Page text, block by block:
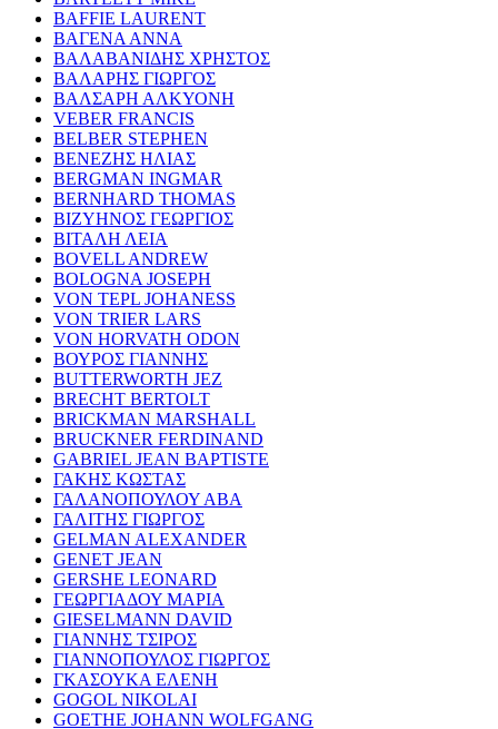
BAFFIE LAURENT
ΒΑΓΕΝΑ ΑΝΝΑ
ΒΑΛΑΒΑΝΙΔΗΣ ΧΡΗΣΤΟΣ
ΒΑΛΑΡΗΣ ΓΙΩΡΓΟΣ
ΒΑΛΣΑΡΗ ΑΛΚΥΟΝΗ
VEBER FRANCIS
BELBER STEPHEN
ΒΕΝΕΖΗΣ ΗΛΙΑΣ
BERGMAN INGMAR
BERNHARD THOMAS
ΒΙΖΥΗΝΟΣ ΓΕΩΡΓΙΟΣ
ΒΙΤΑΛΗ ΛΕΙΑ
BOVELL ANDREW
BOLOGNA JOSEPH
VON TEPL JOHANESS
VON TRIER LARS
VON HORVATH ODON
ΒΟΥΡΟΣ ΓΙΑΝΝΗΣ
BUTTERWORTH JEZ
BRECHT BERTOLT
BRICKMAN MARSHALL
BRUCKNER FERDINAND
GABRIEL JEAN BAPTISTE
ΓΑΚΗΣ ΚΩΣΤΑΣ
ΓΑΛΑΝΟΠΟΥΛΟΥ ΑΒΑ
ΓΑΛΙΤΗΣ ΓΙΩΡΓΟΣ
GELMAN ALEXANDER
GENET JEAN
GERSHE LEONARD
ΓΕΩΡΓΙΑΔΟΥ ΜΑΡΙΑ
GIESELMANN DAVID
ΓΙΑΝΝΗΣ ΤΣΙΡΟΣ
ΓΙΑΝΝΟΠΟΥΛΟΣ ΓΙΩΡΓΟΣ
ΓΚΑΣΟΥΚΑ ΕΛΕΝΗ
GOGOL NIKOLAI
GOETHE JOHANN WOLFGANG